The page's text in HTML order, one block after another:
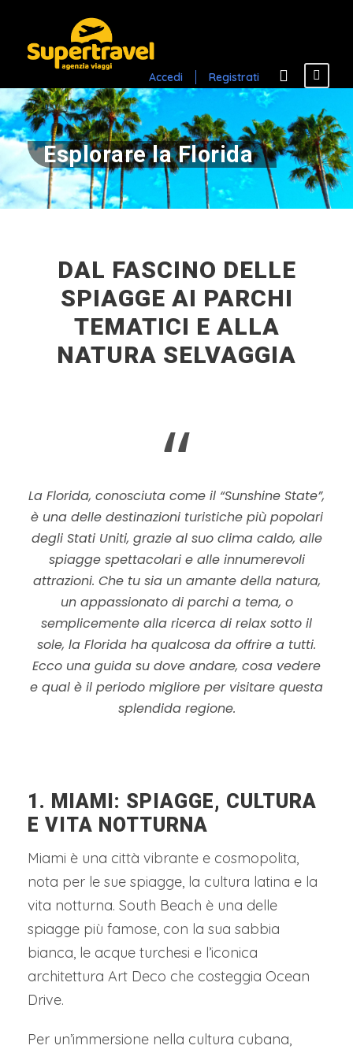
Accedi Registrati
Esplorare la Florida
DAL FASCINO DELLE
SPIAGGE AI PARCHI
TEMATICI E ALLA
NATURA SELVAGGIA
“
La Florida, conosciuta come il “Sunshine State”,
è una delle destinazioni turistiche più popolari
degli Stati Uniti, grazie al suo clima caldo, alle
spiagge spettacolari e alle innumerevoli
attrazioni. Che tu sia un amante della natura,
un appassionato di parchi a tema, o
semplicemente alla ricerca di relax sotto il
sole, la Florida ha qualcosa da offrire a tutti.
Ecco una guida su dove andare, cosa vedere
e qual è il periodo migliore per visitare questa
splendida regione.
1. MIAMI: SPIAGGE, CULTURA
E VITA NOTTURNA
Miami è una città vibrante e cosmopolita,
nota per le sue spiagge, la cultura latina e la
vita notturna. South Beach è una delle
spiagge più famose, con la sua sabbia
bianca, le acque turchesi e l’iconica
architettura Art Deco che costeggia Ocean
Drive.
Per un’immersione nella cultura cubana,